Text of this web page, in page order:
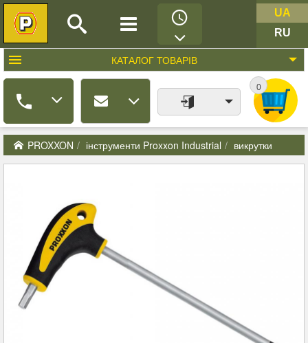
UA
RU
КАТАЛОГ ТОВАРІВ
0
PROXXON інструменти Proxxon Industrial викрутки